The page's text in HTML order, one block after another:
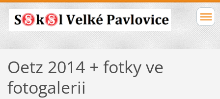
Oetz 2014 + fotky ve
fotogalerii